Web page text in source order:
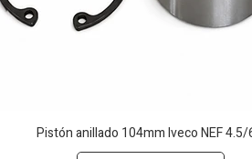
Pistón anillado 104mm Iveco NEF 4.5/